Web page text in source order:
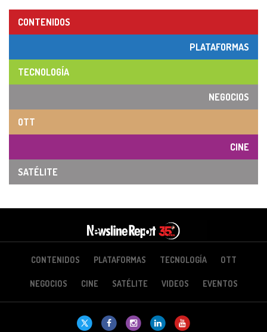
CONTENIDOS
PLATAFORMAS
TECNOLOGÍA
NEGOCIOS
OTT
CINE
SATÉLITE
CONTENIDOS PLATAFORMAS TECNOLOGÍA OTT
NEGOCIOS CINE SATÉLITE VIDEOS EVENTOS